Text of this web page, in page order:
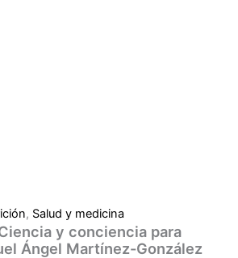
, Salud y medicina
y conciencia para
Ángel Martínez-González